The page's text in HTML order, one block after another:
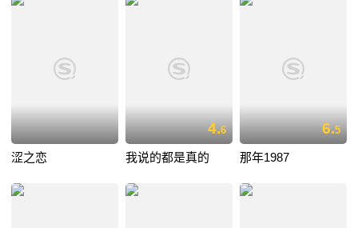
涩之恋
4.6
我说的都是真的
6.5
那年1987